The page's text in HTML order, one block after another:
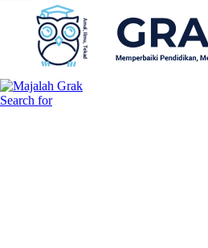
Search for